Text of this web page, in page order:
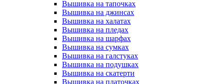
Вышивка на тапочках
Вышивка на джинсах
Вышивка на халатах
Вышивка на пледах
Вышивка на шарфах
Вышивка на сумках
Вышивка на галстуках
Вышивка на подушках
Вышивка на скатерти
Вышивка на платочках